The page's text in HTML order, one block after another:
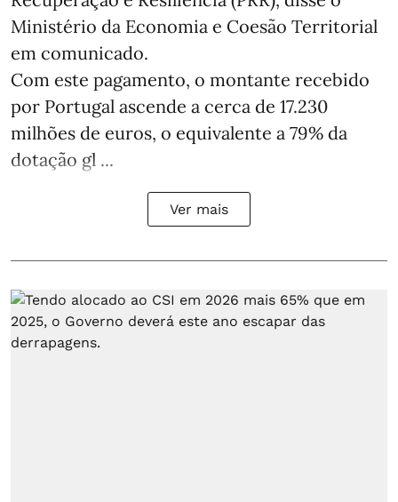
Ministério da Economia e Coesão Territorial
em comunicado.
Com este pagamento, o montante recebido
por Portugal ascende a cerca de 17.230
milhões de euros, o equivalente a 79% da
dotação gl ...
Ver mais